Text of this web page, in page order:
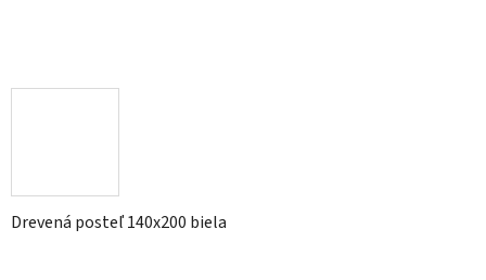
Drevená posteľ 140x200 biela